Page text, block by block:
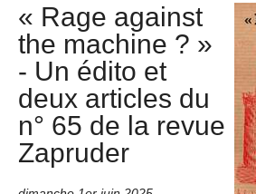
« Rage against
the machine ? »
- Un édito et
deux articles du
n° 65 de la revue
Zapruder